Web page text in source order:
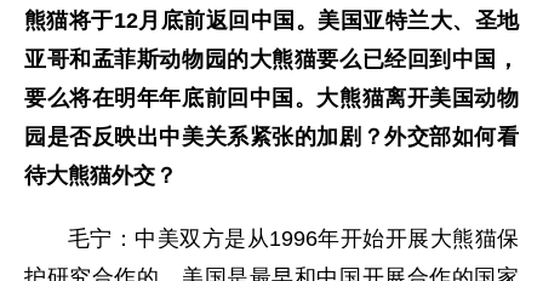
熊猫将于12月底前返回中国。美国亚特兰大、圣地
亚哥和孟菲斯动物园的大熊猫要么已经回到中国，
要么将在明年年底前回中国。大熊猫离开美国动物
园是否反映出中美关系紧张的加剧？外交部如何看
待大熊猫外交？
毛宁：中美双方是从1996年开始开展大熊猫保